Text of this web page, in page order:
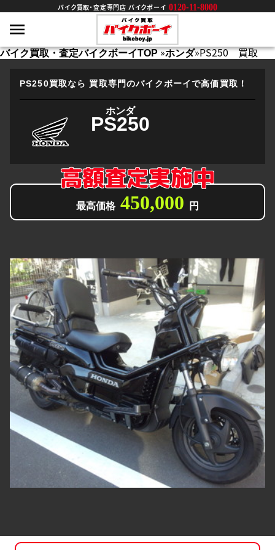
バイク買取・査定専門店 バイクボーイ 0120-11-8000
バイク買取・査定バイクボーイTOP»ホンダ»PS250 買取
PS250買取なら 買取専門のバイクボーイで高価買取！
ホンダ
PS250
高額査定実施中
最高価格 450,000 円